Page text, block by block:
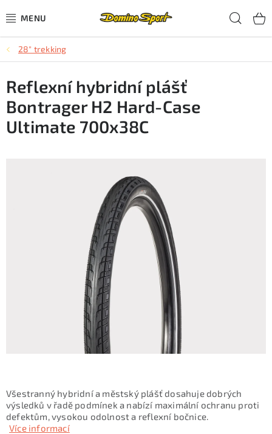
na
CYKLISTIKA
SJEZDOVÉ LYŽOVÁNÍ
SKIALPOVÉ LYŽOVÁNÍ
Půjčovna lyží a SNB
Naše prodejna
28" trekking
Všestranný hybridní a městský plášť dosahuje dobrých
výsledků v řadě podmínek a nabízí maximální ochranu proti
defektům, vysokou odolnost a reflexní bočnice.
Více informací
Reflexní hybridní plášť
Bontrager H2 Hard-Case
Ultimate 700x38C